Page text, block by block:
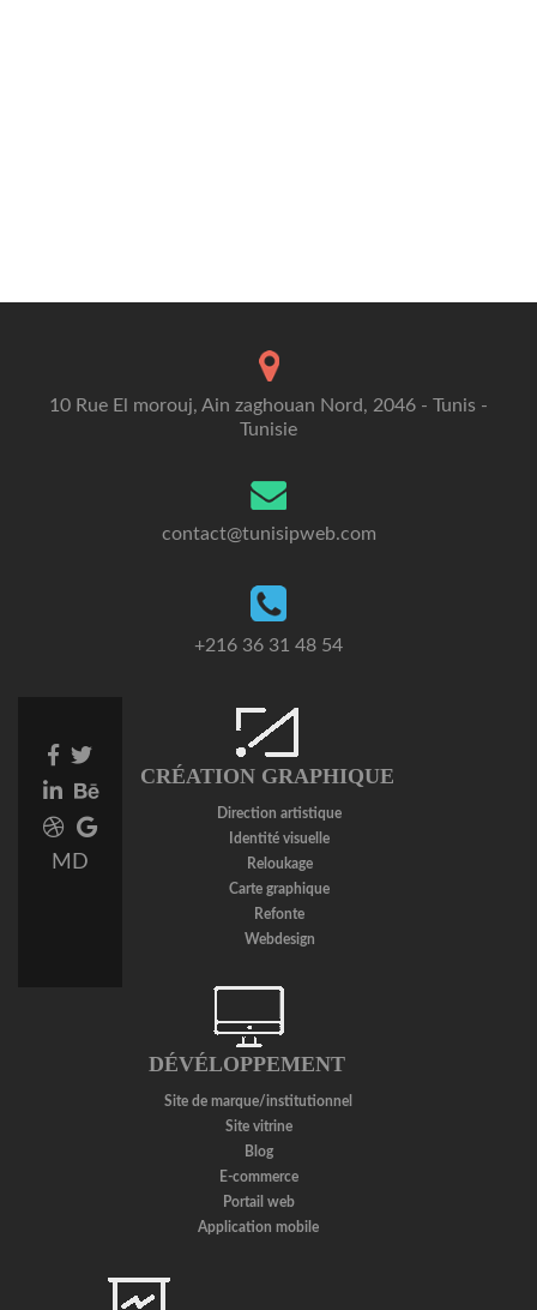
10 Rue El morouj, Ain zaghouan Nord, 2046 - Tunis -
Tunisie
contact@tunisipweb.com
+216 36 31 48 54
Facebook
link
Twitter
Linkedin
link
Behance
link
Dribbble
link
Google
Plus
link
MD
CRÉATION GRAPHIQUE
Direction artistique
Identité visuelle
Reloukage
Carte graphique
Refonte
Webdesign
DÉVÉLOPPEMENT
Site de marque/institutionnel
Site vitrine
Blog
E-commerce
Portail web
Application mobile